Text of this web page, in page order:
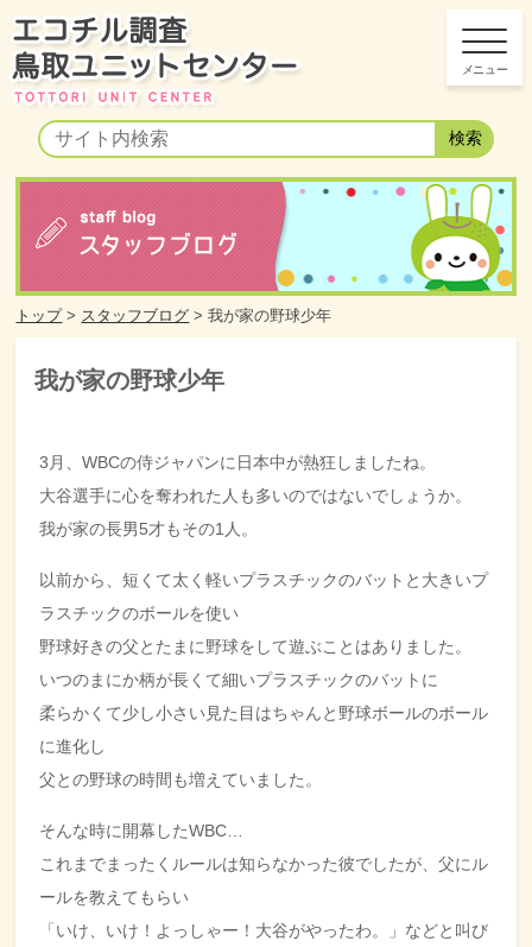
トップ> スタッフブログ > 我が家の野球少年
我が家の野球少年
3月、WBCの侍ジャパンに日本中が熱狂しましたね。
大谷選手に心を奪われた人も多いのではないでしょうか。
我が家の長男5才もその1人。
以前から、短くて太く軽いプラスチックのバットと大きいプ
ラスチックのボールを使い
野球好きの父とたまに野球をして遊ぶことはありました。
いつのまにか柄が長くて細いプラスチックのバットに
柔らかくて少し小さい見た目はちゃんと野球ボールのボール
に進化し
父との野球の時間も増えていました。
そんな時に開幕したWBC…
これまでまったくルールは知らなかった彼でしたが、父にル
ールを教えてもらい
「いけ、いけ！よっしゃー！大谷がやったわ。」などと叫び